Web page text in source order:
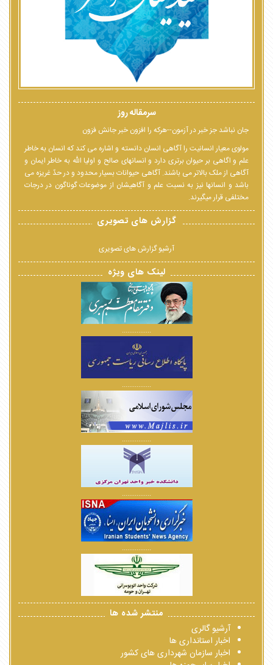
سرمقاله روز
جان نباشد جز خبر در آزمون--هرکه را افزون خبر جانش فزون
مولوی معیار انسانیت را آگاهی انسان دانسته و اشاره می کند که انسان به خاطر
علم و اگاهی بر حیوان برتری دارد و انسانهای صالح و اولیا الله به خاطر ایمان و
آگاهی از ملک بالاتر می باشند. آگاهی حیوانات بسیار محدود و در حدّ غریزه می
باشد و انسانها نیز به نسبت علم و آگاهیشان از موضوعات گوناگون در درجات
مختلفی قرار میگیرند.
گزارش های تصویری
آرشیو گزارش های تصویری
لینک های ویژه
................
................
................
................
................
منتشر شده ها
آرشیو گالری
اخبار استانداری ها
اخبار سازمان شهرداری های کشور